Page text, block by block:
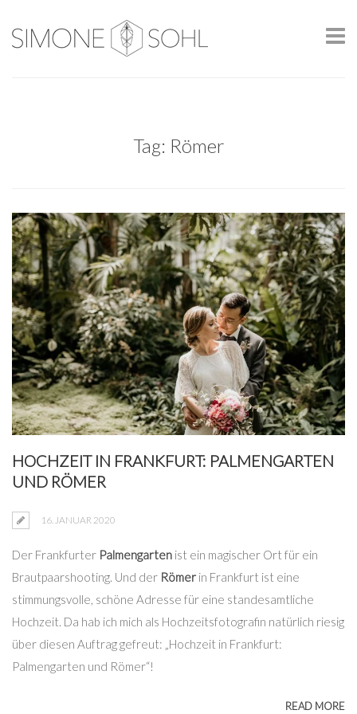
Tag: Römer
HOCHZEIT IN FRANKFURT: PALMENGARTEN
UND RÖMER
16. JANUAR 2020
Der Frankfurter Palmengarten ist ein magischer Ort für ein
Brautpaarshooting. Und der Römer in Frankfurt ist eine
stimmungsvolle, schöne Adresse für eine standesamtliche
Hochzeit. Da hab ich mich als Hochzeitsfotografin natürlich riesig
über diesen Auftrag gefreut: „Hochzeit in Frankfurt:
Palmengarten und Römer“!
READ MORE